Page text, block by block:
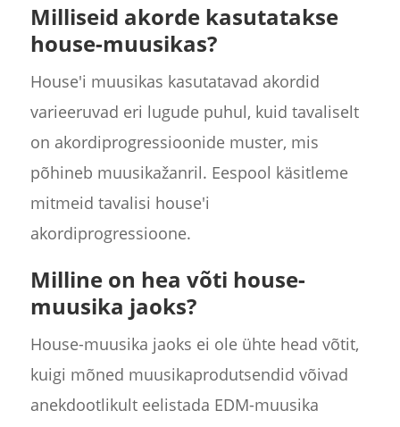
Milliseid akorde kasutatakse
house-muusikas?
House'i muusikas kasutatavad akordid
varieeruvad eri lugude puhul, kuid tavaliselt
on akordiprogressioonide muster, mis
põhineb muusikažanril. Eespool käsitleme
mitmeid tavalisi house'i
akordiprogressioone.
Milline on hea võti house-
muusika jaoks?
House-muusika jaoks ei ole ühte head võtit,
kuigi mõned muusikaprodutsendid võivad
anekdootlikult eelistada EDM-muusika